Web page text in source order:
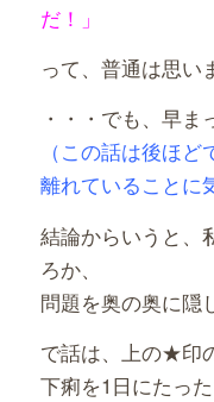
だ！」
って、普通は思い
・・・でも、早ま
（この話は後ほ
離れていることに
結論からいうと、
ろか、
問題を奥の奥に隠
で話は、上の★印
下痢を1日にたった